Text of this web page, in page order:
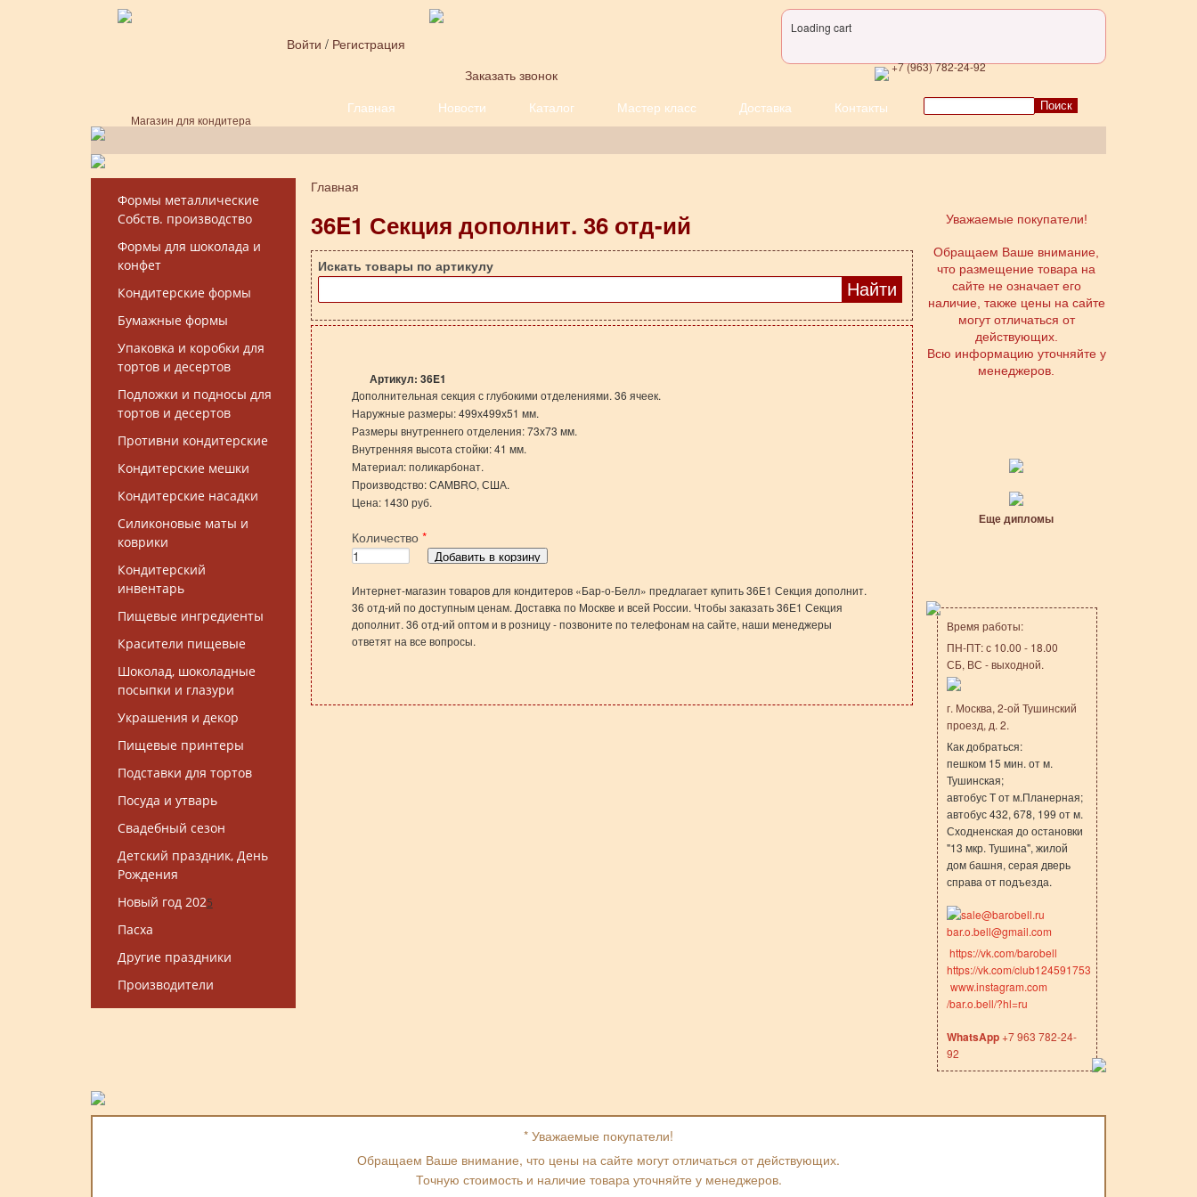
Перейти к основному содержанию
Магазин для кондитера
Войти / Регистрация
Заказать звонок
Loading cart
+7 (963) 782-24-92
Главная Новости Каталог Мастер класс Доставка Контакты
Форма поиска
Поиск
Формы металлические
Собств. производство
Формы для шоколада и
конфет
Кондитерские формы
Бумажные формы
Упаковка и коробки для
тортов и десертов
Подложки и подносы для
тортов и десертов
Противни кондитерские
Кондитерские мешки
Кондитерские насадки
Силиконовые маты и
коврики
Кондитерский
инвентарь
Пищевые ингредиенты
Красители пищевые
Шоколад, шоколадные
посыпки и глазури
Украшения и декор
Пищевые принтеры
Подставки для тортов
Посуда и утварь
Свадебный сезон
Детский праздник, День
Рождения
Новый год 2025
Пасха
Другие праздники
Производители
Вы здесь
Главная
36E1 Секция дополнит. 36 отд-ий
Искать товары по артикулу
Артикул: 36E1
Дополнительная секция с глубокими отделениями. 36 ячеек.
Наружные размеры: 499х499х51 мм.
Размеры внутреннего отделения: 73х73 мм.
Внутренняя высота стойки: 41 мм.
Материал: поликарбонат.
Производство: CAMBRO, США.
Цена: 1430 руб.
Количество *
Интернет-магазин товаров для кондитеров «Бар-о-Белл» предлагает купить 36E1 Секция дополнит.
36 отд-ий по доступным ценам. Доставка по Москве и всей России. Чтобы заказать 36E1 Секция
дополнит. 36 отд-ий оптом и в розницу - позвоните по телефонам на сайте, наши менеджеры
ответят на все вопросы.
Уважаемые покупатели!
Обращаем Ваше внимание,
что размещение товара на
сайте не означает его
наличие, также цены на сайте
могут отличаться от
действующих.
Всю информацию уточняйте у
менеджеров.
Еще дипломы
Время работы:
ПН-ПТ: с 10.00 - 18.00
СБ, ВС - выходной.
г. Москва, 2-ой Тушинский
проезд, д. 2.
Как добраться:
пешком 15 мин. от м.
Тушинская;
автобус Т от м.Планерная;
автобус 432, 678, 199 от м.
Сходненская до остановки
"13 мкр. Тушина", жилой
дом башня, серая дверь
справа от подъезда.
sale@barobell.ru
bar.o.bell@gmail.com
https://vk.com/barobell
https://vk.com/club124591753
www.instagram.com
/bar.o.bell/?hl=ru
WhatsApp+7 963 782-24-
92
* Уважаемые покупатели!
Обращаем Ваше внимание, что цены на сайте могут отличаться от действующих.
Точную стоимость и наличие товара уточняйте у менеджеров.